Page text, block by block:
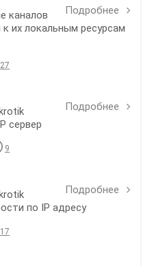
Подробнее
каналов
их локальным ресурсам
27
Подробнее
сервер
9
Подробнее
по IP адресу
17